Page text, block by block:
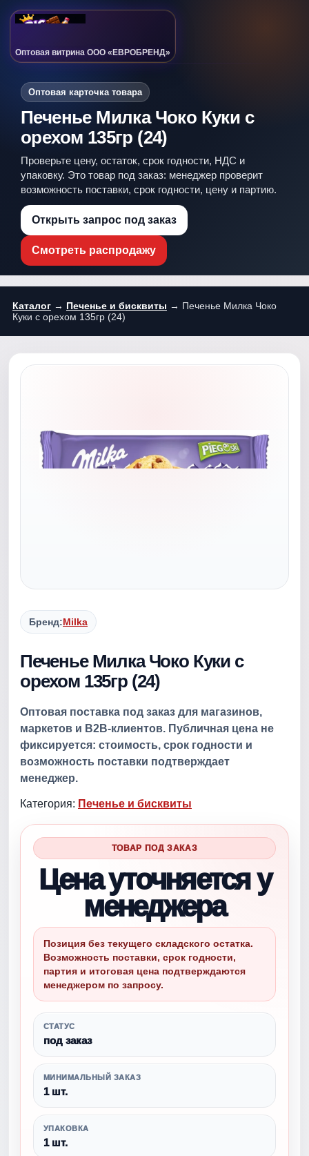
Оптовая витрина ООО «ЕВРОБРЕНД»
Оптовая карточка товара
Печенье Милка Чоко Куки c
орехом 135гр (24)
Проверьте цену, остаток, срок годности, НДС и
упаковку. Это товар под заказ: менеджер проверит
возможность поставки, срок годности, цену и партию.
Открыть запрос под заказ
Смотреть распродажу
Каталог → Печенье и бисквиты → Печенье Милка Чоко
Куки c орехом 135гр (24)
Бренд:Milka
Печенье Милка Чоко Куки c
орехом 135гр (24)
Оптовая поставка под заказ для магазинов,
маркетов и B2B-клиентов. Публичная цена не
фиксируется: стоимость, срок годности и
возможность поставки подтверждает
менеджер.
Категория: Печенье и бисквиты
ТОВАР ПОД ЗАКАЗ
Цена уточняется у
менеджера
Позиция без текущего складского остатка.
Возможность поставки, срок годности,
партия и итоговая цена подтверждаются
менеджером по запросу.
СТАТУС
под заказ
МИНИМАЛЬНЫЙ ЗАКАЗ
1 шт.
УПАКОВКА
1 шт.